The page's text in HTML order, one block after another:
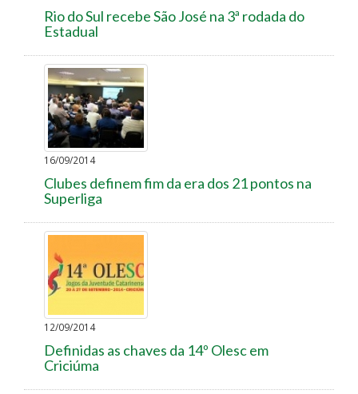
Rio do Sul recebe São José na 3ª rodada do
Estadual
16/09/2014
Clubes definem fim da era dos 21 pontos na
Superliga
12/09/2014
Definidas as chaves da 14º Olesc em
Criciúma